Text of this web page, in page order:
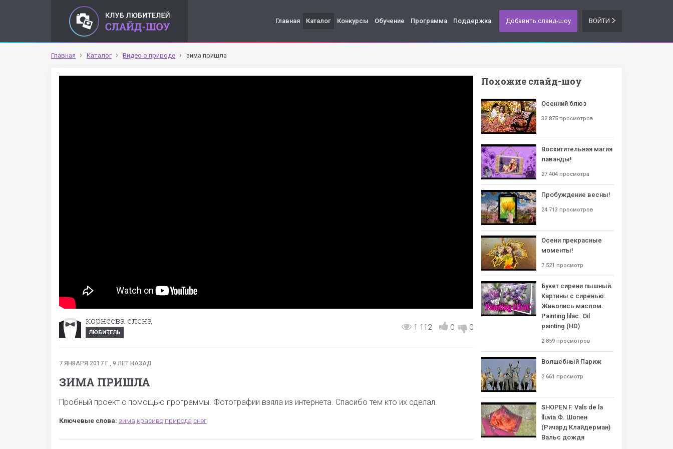
Главная Каталог Конкурсы Обучение Программа Поддержка Добавить слайд-шоу ВОЙТИ
Главная Каталог Видео о природе зима пришла
корнеева елена
ЛЮБИТЕЛЬ
1 112 0 0
7 ЯНВАРЯ 2017 Г., 9 ЛЕТ НАЗАД
ЗИМА ПРИШЛА
Пробный проект с помощью программы. Фотографии взяла из интернета. Спасибо тем кто их сделал.
Ключевые слова: зима красиво природа снег
Похожие слайд-шоу
Осенний блюз
32 875 просмотров
Восхитительная магия
лаванды!
27 404 просмотра
Пробуждение весны!
24 713 просмотров
Осени прекрасные
моменты!
7 521 просмотр
Букет сирени пышный.
Картины с сиренью.
Живопись маслом.
Painting lilac. Oil
painting (HD)
2 859 просмотров
Волшебный Париж
2 661 просмотр
SHOPEN F. Vals de la
lluvia Ф. Шопен
(Ричард Клайдерман)
Вальс дождя